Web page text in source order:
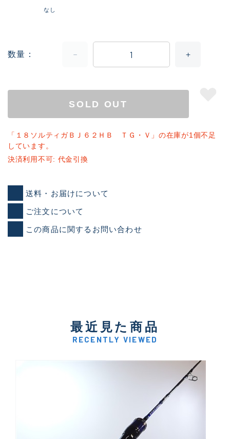
なし
数量
SOLD OUT
「１８ソルティガＢＪ６２ＨＢ ＴＧ・Ｖ」の在庫が1個不足
しています。
決済利用不可: 代金引換
送料・お届けについて
ご注文について
この商品に関するお問い合わせ
最近見た商品
RECENTLY VIEWED